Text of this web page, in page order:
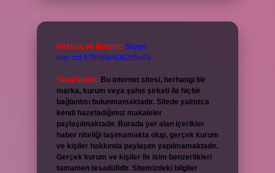
Reklam ve İletişim: Skype:
live:.cid.575569c608265c69
Yasal Uyarı: Bu internet sitesi, herhangi bir
marka, kurum veya şahıs şirketi ile hiçbir
bağlantısı bulunmamaktadır. Sitede yalnızca
kendi hazırladığımız makaleler
paylaşılmaktadır. Burada yer alan içerikler
haber niteliği taşımamakta olup, gerçek kurum
ve kişiler hakkında paylaşım yapılmamaktadır.
Gerçek kurum ve kişiler ile isim benzerlikleri
tamamen tesadüfidir. Sitemizdeki bilgiler